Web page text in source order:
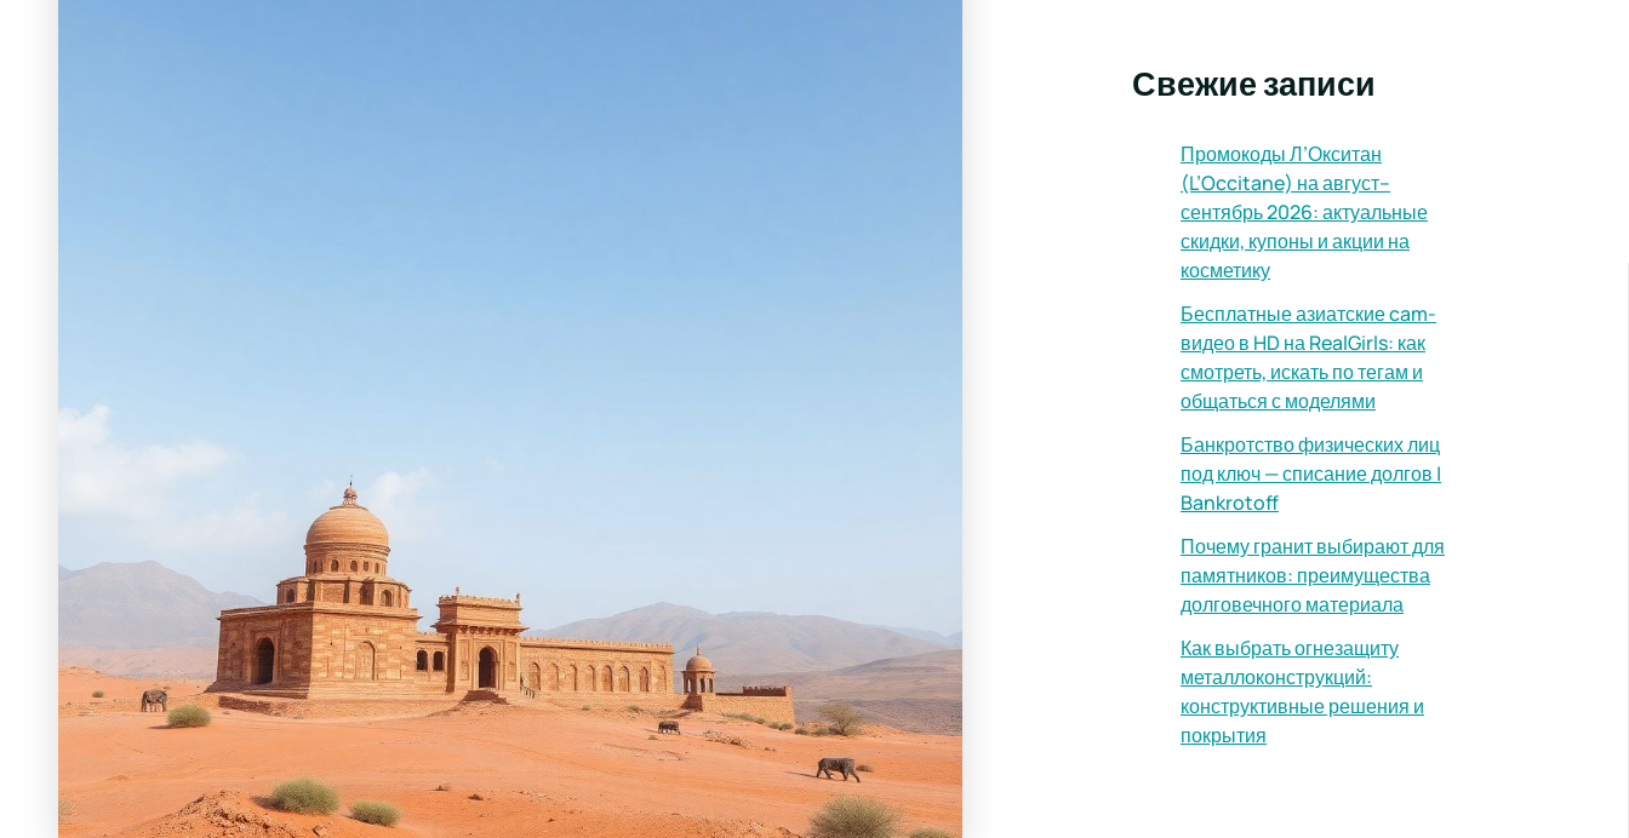
Свежие записи
Промокоды Л’Окситан
(L’Occitane) на август–
сентябрь 2026: актуальные
скидки, купоны и акции на
косметику
Бесплатные азиатские cam-
видео в HD на RealGirls: как
смотреть, искать по тегам и
общаться с моделями
Банкротство физических лиц
под ключ — списание долгов |
Bankrotoff
Почему гранит выбирают для
памятников: преимущества
долговечного материала
Как выбрать огнезащиту
металлоконструкций:
конструктивные решения и
покрытия